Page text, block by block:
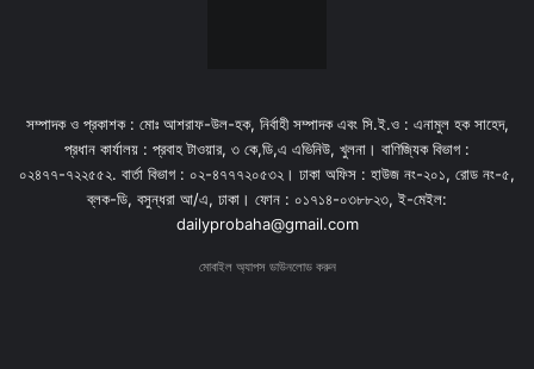
সম্পাদক ও প্রকাশক : মোঃ আশরাফ-উল-হক, নির্বাহী সম্পাদক এবং সি.ই.ও : এনামুল হক সাহেদ,
প্রধান কার্যালয় : প্রবাহ টাওয়ার, ৩ কে,ডি,এ এভিনিউ, খুলনা। বাণিজ্যিক বিভাগ :
০২৪৭৭-৭২২৫৫২. বার্তা বিভাগ : ০২-৪৭৭৭২০৫৩২। ঢাকা অফিস : হাউজ নং-২০১, রোড নং-৫,
ব্লক-ডি, বসুন্ধরা আ/এ, ঢাকা। ফোন : ০১৭১৪-০৩৮৮২৩, ই-মেইল:
dailyprobaha@gmail.com
মোবাইল অ্যাপস ডাউনলোড করুন